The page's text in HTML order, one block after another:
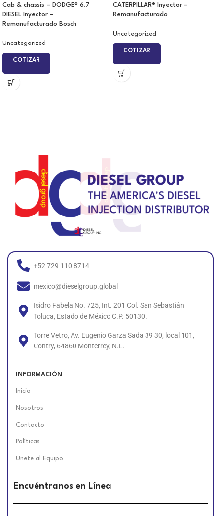
Cab & chassis – DODGE® 6.7
DIESEL Inyector –
Remanufacturado Bosch
Uncategorized
COTIZAR
CATERPILLAR® Inyector –
Remanufacturado
Uncategorized
COTIZAR
+52 729 110 8714
mexico@dieselgroup.global
Isidro Fabela No. 725, Int. 201 Col. San Sebastián
Toluca, Estado de México C.P. 50130.
Torre Vetro, Av. Eugenio Garza Sada 39 30, local 101,
Contry, 64860 Monterrey, N.L.
INFORMACIÓN
Inicio
Nosotros
Contacto
Políticas
Unete al Equipo
Encuéntranos en Línea